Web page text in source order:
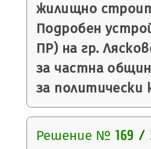
жилищно
Подробен
ПР) на гр.
за частна
за политически
Решение № 169 /